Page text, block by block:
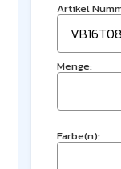
Artikel
Menge:
Farbe(n):